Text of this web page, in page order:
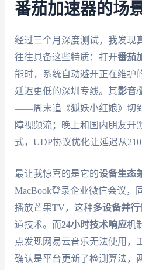
番茄加速器的场
经过三个月深度测试，我发现
往往具备这些特质：打开番茄
能时，系统自动避开正在维护
延迟更低的深圳专线。其影音/
——周末追《狐妖小红娘》切
障视频流；晚上和国内朋友开
式，UDP协议优化让延迟从
最让我惊喜的是它的设备生态
MacBook登录企业微信会议，
播放芒果TV，这种多设备并行
道技术。而24小时技术响应机
点发现网易云音乐无法使用，
确认是平台更新了检测算法，